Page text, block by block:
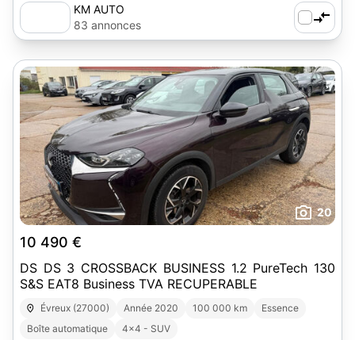
KM AUTO
83 annonces
20
10 490 €
DS DS 3 CROSSBACK BUSINESS 1.2 PureTech 130
S&S EAT8 Business TVA RECUPERABLE
Évreux (27000) Année 2020 100 000 km
Essence
Boîte automatique
4x4 - SUV